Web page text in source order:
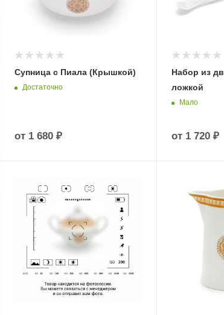
Супница с Пиала (Крышкой)
Достаточно
от 1 680 ₽
Набор из
ложкой
Мало
от 1 720 ₽